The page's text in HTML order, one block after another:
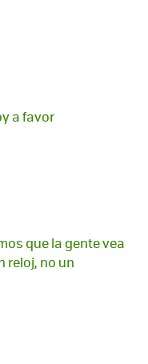
a favor
que la gente vea
reloj, no un